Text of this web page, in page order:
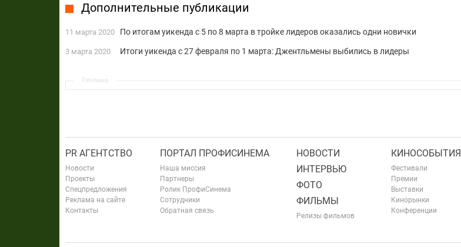
Дополнительные публикации
11 марта 2020 По итогам уикенда с 5 по 8 марта в тройке лидеров оказались одни новички
3 марта 2020 Итоги уикенда с 27 февраля по 1 марта: Джентльмены выбились в лидеры
Реклама
PR АГЕНТСТВО
Новости
Проекты
Спецпредложения
Реклама на сайте
Контакты
ПОРТАЛ ПРОФИСИНЕМА
Наша миссия
Партнеры
Ролик ПрофиСинема
Сотрудники
Обратная связь
НОВОСТИ
ИНТЕРВЬЮ
ФОТО
ФИЛЬМЫ
Релизы фильмов
КИНОСОБЫТИЯ
Фестивали
Премии
Выставки
Кинорынки
Конференции